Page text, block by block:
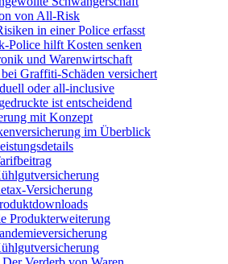
von All-Risk
in einer Police erfasst
Police hilft Kosten senken
und Warenwirtschaft
Graffiti-Schäden versichert
oder all-inclusive
ist entscheidend
mit Konzept
im Überblick
Versicherung
Produkterweiterung